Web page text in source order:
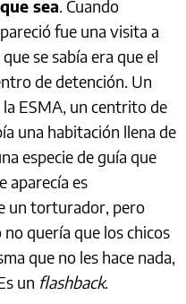
sea. Cuando
fue una visita a
se sabía era que el
de detención. Un
ESMA, un centrito de
una habitación llena de
especie de guía que
aparecía es
un torturador, pero
quería que los chicos
que no les hace nada,
un flashback.